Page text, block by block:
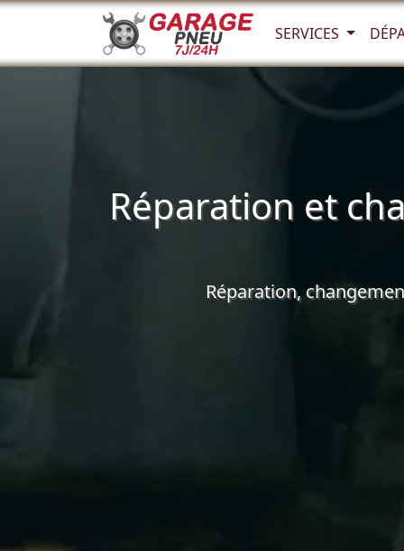
SERVICES
Réparation et
Réparation,